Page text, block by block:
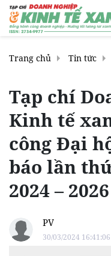
Trang chủ Tin tức
Tạp chí
Kinh tế
công Đại
báo lần
2024 – 2026
PV
30/03/2024 16:41:06